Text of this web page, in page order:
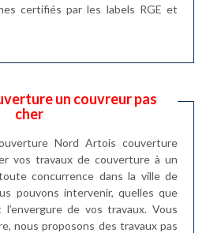
certifiés par les labels RGE et
un couvreur pas
cher
Nord Artois couverture
vos travaux de couverture à un
concurrence dans la ville de
pouvons intervenir, quelles que
de vos travaux. Vous
nous proposons des travaux pas